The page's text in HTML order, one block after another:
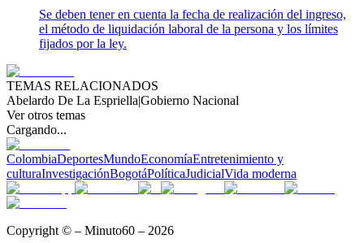
Se deben tener en cuenta la fecha de realización del ingreso,
el método de liquidación laboral de la persona y los límites
fijados por la ley.
TEMAS RELACIONADOS
Abelardo De La Espriella|Gobierno Nacional
Ver otros temas
Cargando...
ColombiaDeportesMundoEconomíaEntretenimiento y
culturaInvestigaciónBogotáPolíticaJudicialVida moderna
Copyright © – Minuto60 – 2026